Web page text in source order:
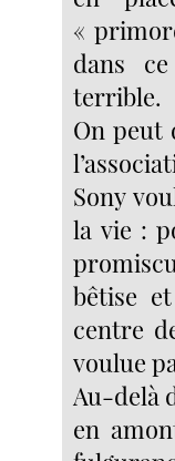
«
dans
terrible.
On peut
Sony
la vie :
bêtise
centre
voulue
Au-delà
en